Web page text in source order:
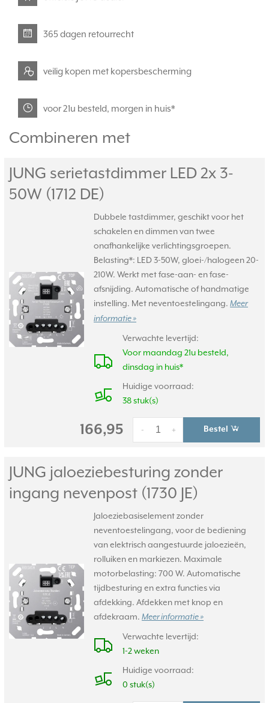
365 dagen retourrecht
veilig kopen met kopersbescherming
voor 21u besteld, morgen in huis*
Combineren met
JUNG serietastdimmer LED 2x 3-
50W (1712 DE)
Dubbele tastdimmer, geschikt voor het
schakelen en dimmen van twee
onafhankelijke verlichtingsgroepen.
Belasting*: LED 3-50W, gloei-/halogeen 20-
210W. Werkt met fase-aan- en fase-
afsnijding. Automatische of handmatige
instelling. Met neventoestelingang. Meer
informatie »
Verwachte levertijd:
Voor maandag 21u besteld,
dinsdag in huis*
Huidige voorraad:
38 stuk(s)
166,95 +
- Bestel
JUNG jaloeziebesturing zonder
ingang nevenpost (1730 JE)
Jaloeziebasiselement zonder
neventoestelingang, voor de bediening
van elektrisch aangestuurde jaloezieën,
rolluiken en markiezen. Maximale
motorbelasting: 700 W. Automatische
tijdbesturing en extra functies via
afdekking. Afdekken met knop en
afdekraam. Meer informatie »
Verwachte levertijd:
1-2 weken
Huidige voorraad:
0 stuk(s)